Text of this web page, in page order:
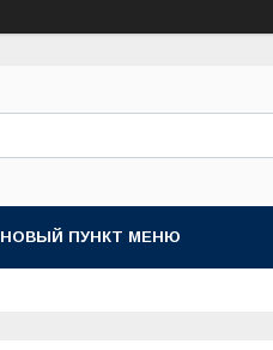
НОВЫЙ ПУНКТ МЕНЮ